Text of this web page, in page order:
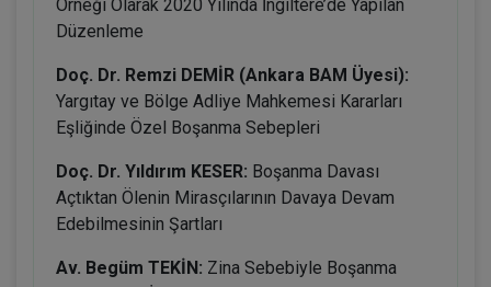
Örneği Olarak 2020 Yılında İngiltere’de Yapılan
Düzenleme
Doç. Dr. Remzi DEMİR (Ankara BAM Üyesi):
Yargıtay ve Bölge Adliye Mahkemesi Kararları
Eşliğinde Özel Boşanma Sebepleri
Doç. Dr. Yıldırım KESER: Boşanma Davası
Açtıktan Ölenin Mirasçılarının Davaya Devam
Edebilmesinin Şartları
Av. Begüm TEKİN: Zina Sebebiyle Boşanma